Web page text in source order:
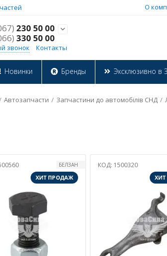
О
230 50 00
330 50 00

звонок Контакты
Новинки Бренды Эксклюзивно в
Aвтозапчасти / Запчастини до автомобілів СНД /
БЕЛЗАН
ХИТ ПРОДАЖ
КОД: 1500320